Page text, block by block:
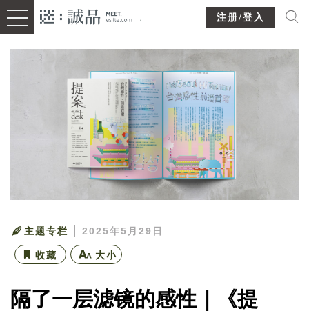
注册/登入
主题专栏 2025年5月29日
收藏 大小
隔了一层滤镜的感性｜《提